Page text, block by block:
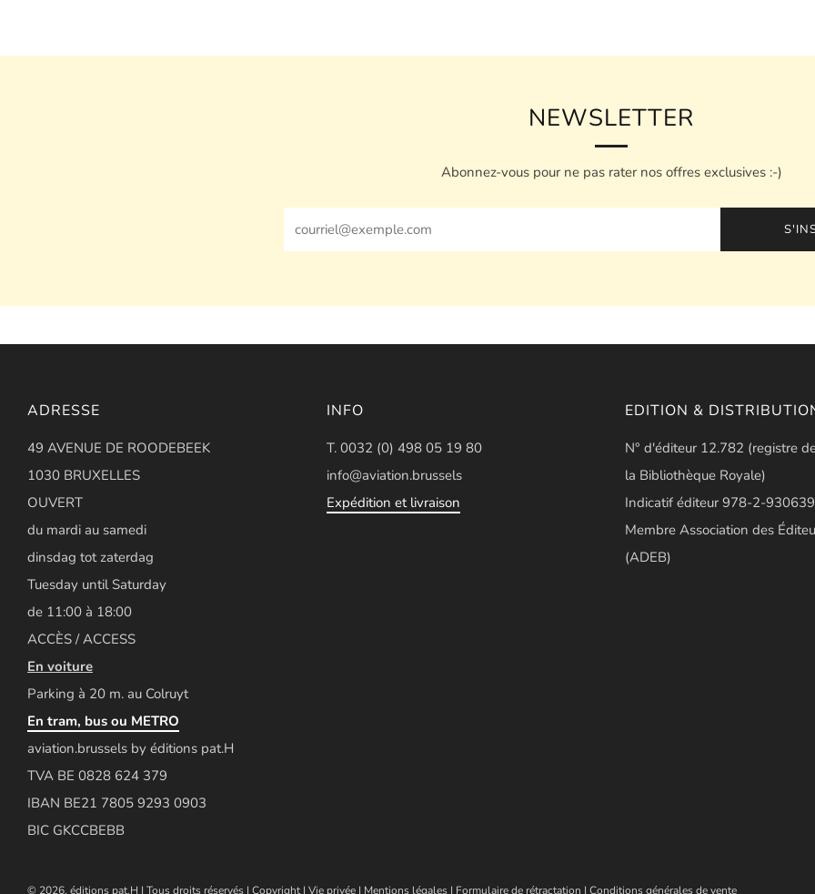
NEWSLETTER
Abonnez-vous pour ne pas rater nos offres exclusives :-)
ADRESSE
49 AVENUE DE ROODEBEEK
1030 BRUXELLES
OUVERT
du mardi au samedi
dinsdag tot zaterdag
Tuesday until Saturday
de 11:00 à 18:00
ACCÈS / ACCESS
En voiture
Parking à 20 m. au Colruyt
En tram, bus ou METRO
aviation.brussels by éditions pat.H
TVA BE 0828 624 379
IBAN BE21 7805 9293 0903
BIC GKCCBEBB
INFO
T. 0032 (0) 498 05 19 80
info@aviation.brussels
Expédition et livraison
EDITION &
N° d'éditeur 12.782 (registre
la Bibliothèque Royale)
Indicatif éditeur 978-2-
Membre Association des
(ADEB)
© 2026, éditions pat.H | Tous droits réservés | Copyright| Vie privée | Mentions légales | Formulaire de rétractation | Conditions générales de vente